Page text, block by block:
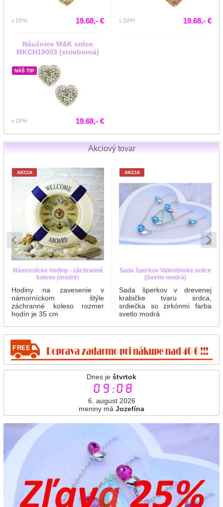
Dnes je štvrtok
09:08
6. august 2026
meniny má Jozefína
s DPH 19.68,- € s DPH 19.68,- €
Náušnice M&K srdce
MKCH19003 (strieborná)
NÁŠ TIP
s DPH 19.68,- €
Akciový tovar
AKCIA
Námornícke hodiny - záchranné
koleso (modré)
Hodiny na zavesenie v
námorníckom štýle
záchranné koleso rozmer
hodín je 35 cm
AKCIA
Sada šperkov Valentínske srdce
(Svetlo modrá)
Sada šperkov v drevenej
krabičke tvaru srdca,
srdiečka so zirkónmi farba
svetlo modrá